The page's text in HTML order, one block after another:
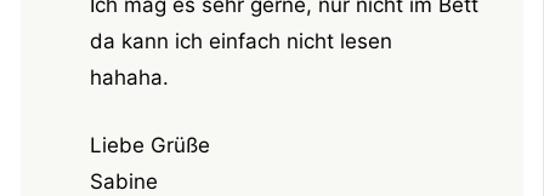
Ich mag es sehr gerne, nur nicht im Bett
da kann ich einfach nicht lesen
hahaha.
Liebe Grüße
Sabine